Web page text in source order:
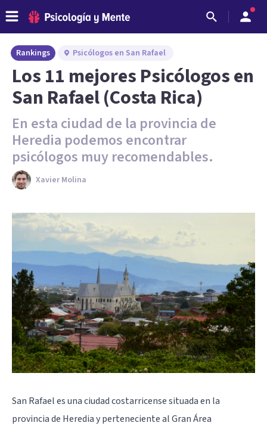
Rankings Psicólogos en San Rafael
Los 11 mejores Psicólogos en
San Rafael (Costa Rica)
En esta ciudad de la provincia de
Heredia podemos encontrar
psicólogos muy recomendables.
Xavier Molina
San Rafael es una ciudad costarricense situada en la
provincia de Heredia y perteneciente al Gran Área